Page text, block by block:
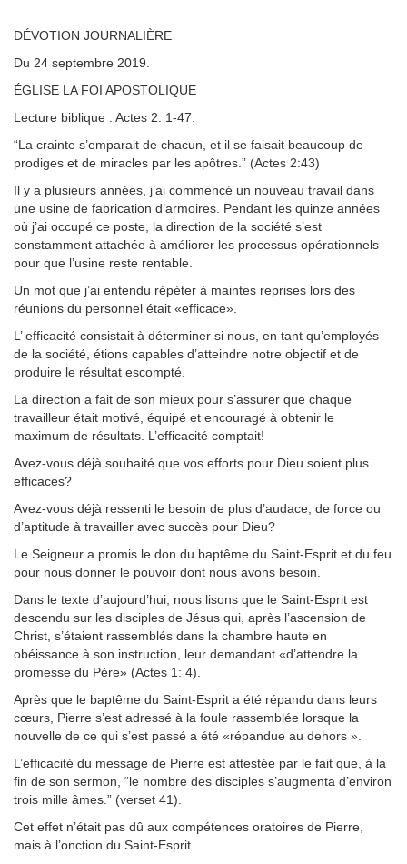
DÉVOTION JOURNALIÈRE
Du 24 septembre 2019.
ÉGLISE LA FOI APOSTOLIQUE
Lecture biblique : Actes 2: 1-47.
“La crainte s’emparait de chacun, et il se faisait beaucoup de
prodiges et de miracles par les apôtres.” (Actes 2:43)
Il y a plusieurs années, j’ai commencé un nouveau travail dans
une usine de fabrication d’armoires. Pendant les quinze années
où j’ai occupé ce poste, la direction de la société s’est
constamment attachée à améliorer les processus opérationnels
pour que l’usine reste rentable.
Un mot que j’ai entendu répéter à maintes reprises lors des
réunions du personnel était «efficace».
L’ efficacité consistait à déterminer si nous, en tant qu’employés
de la société, étions capables d’atteindre notre objectif et de
produire le résultat escompté.
La direction a fait de son mieux pour s’assurer que chaque
travailleur était motivé, équipé et encouragé à obtenir le
maximum de résultats. L’efficacité comptait!
Avez-vous déjà souhaité que vos efforts pour Dieu soient plus
efficaces?
Avez-vous déjà ressenti le besoin de plus d’audace, de force ou
d’aptitude à travailler avec succès pour Dieu?
Le Seigneur a promis le don du baptême du Saint-Esprit et du feu
pour nous donner le pouvoir dont nous avons besoin.
Dans le texte d’aujourd’hui, nous lisons que le Saint-Esprit est
descendu sur les disciples de Jésus qui, après l’ascension de
Christ, s’étaient rassemblés dans la chambre haute en
obéissance à son instruction, leur demandant «d’attendre la
promesse du Père» (Actes 1: 4).
Après que le baptême du Saint-Esprit a été répandu dans leurs
cœurs, Pierre s’est adressé à la foule rassemblée lorsque la
nouvelle de ce qui s’est passé a été «répandue au dehors ».
L’efficacité du message de Pierre est attestée par le fait que, à la
fin de son sermon, “le nombre des disciples s’augmenta d’environ
trois mille âmes.” (verset 41).
Cet effet n’était pas dû aux compétences oratoires de Pierre,
mais à l’onction du Saint-Esprit.